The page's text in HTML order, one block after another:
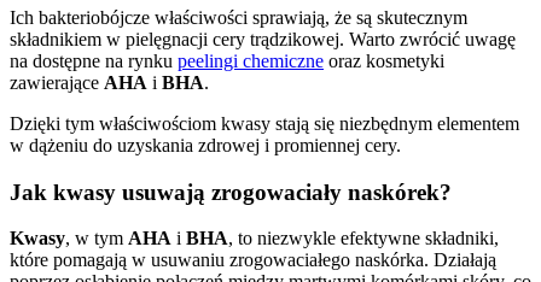
Ich bakteriobójcze właściwości sprawiają, że są skutecznym
składnikiem w pielęgnacji cery trądzikowej. Warto zwrócić uwagę
na dostępne na rynku peelingi chemiczne oraz kosmetyki
zawierające AHA i BHA.
Dzięki tym właściwościom kwasy stają się niezbędnym elementem
w dążeniu do uzyskania zdrowej i promiennej cery.
Jak kwasy usuwają zrogowaciały naskórek?
Kwasy, w tym AHA i BHA, to niezwykle efektywne składniki,
które pomagają w usuwaniu zrogowaciałego naskórka. Działają